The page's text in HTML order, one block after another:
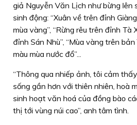
giả Nguyễn Văn Lịch như bừng lên
sinh động: “Xuân về trên đỉnh
mùa vàng”, “Rừng rêu trên đỉnh Tà
đỉnh Sán Nhù”, “Mùa vàng trên bản
màu mùa nước đổ”...
“Thông qua nhiếp ảnh, tôi cảm
sống gần hơn với thiên nhiên, hoà
sinh hoạt văn hoá của đồng bào
thị tới vùng núi cao”, anh tâm tình.